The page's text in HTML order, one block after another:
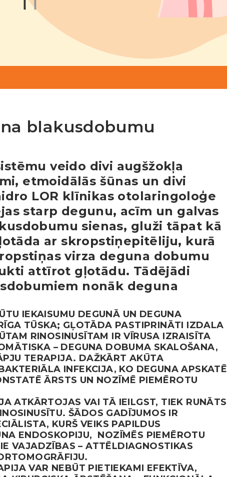
blakusdobumu
veido divi augšžokļa
etmoidālās šūnas un divi
LOR klīnikas otolaringoloģe
starp degunu, acīm un galvas
sienas, gluži tāpat kā
ar skropstiņepitēliju, kurā
virza deguna dobumu
attīrot gļotādu. Tādējādi
nonāk deguna
IEKAISUMU DEGUNĀ UN DEGUNA
TŪSKA; GĻOTĀDA PASTIPRINĀTI IZDALA
RINOSINUSĪTAM IR VĪRUSA IZRAISĪTA
– DEGUNA DOBUMA SKALOŠANA,
TERAPIJA. DAŽKĀRT AKŪTA
INFEKCIJA, KO DEGUNA APSKATĒ
ĀRSTS UN NOZĪMĒ PIEMĒROTU
ATKĀRTOJAS VAI TĀ IEILGST, TIEK RUNĀTS
ŠĀDOS GADĪJUMOS IR
KURŠ VEIKS PAPILDUS
ENDOSKOPIJU, NOZĪMĒS PIEMĒROTU
VAJADZĪBAS – ATTĒLDIAGNOSTIKAS
VAR NEBŪT PIETIEKAMI EFEKTĪVA,